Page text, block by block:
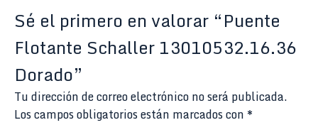
Sé el primero en valorar “Puente
Flotante Schaller 13010532.16.36
Dorado”
Tu dirección de correo electrónico no será publicada.
Los campos obligatorios están marcados con *